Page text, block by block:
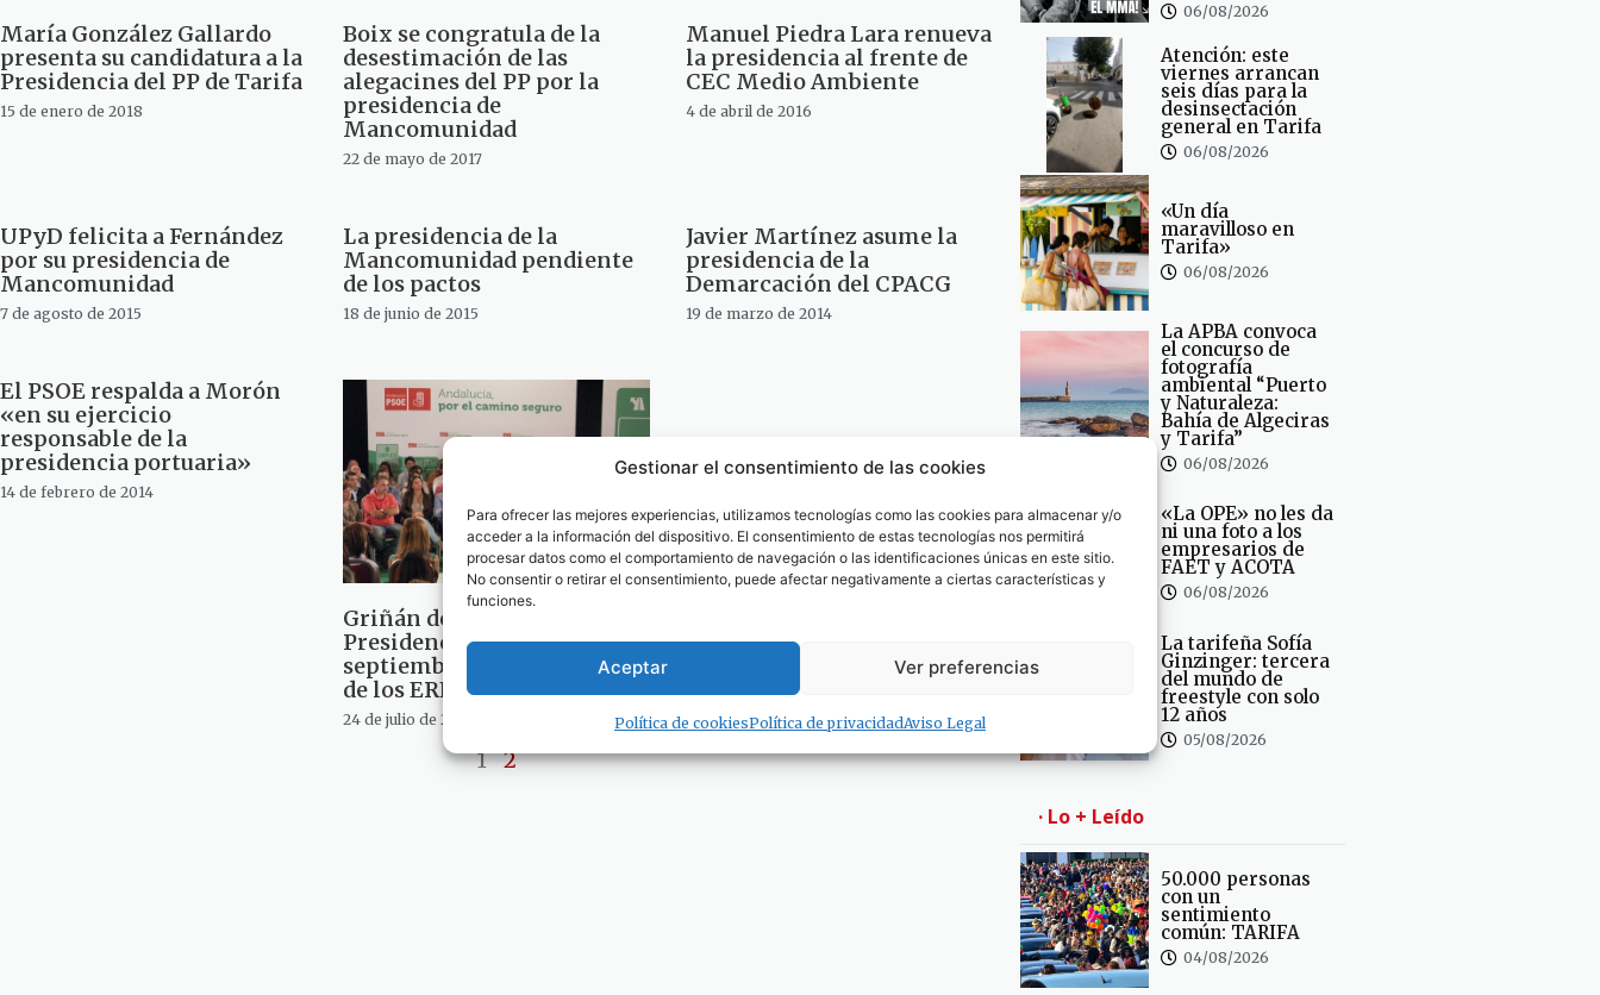
Gestionar el consentimiento de las cookies
Para ofrecer las mejores experiencias, utilizamos tecnologías como las cookies para almacenar y/o
acceder a la información del dispositivo. El consentimiento de estas tecnologías nos permitirá
procesar datos como el comportamiento de navegación o las identificaciones únicas en este sitio.
No consentir o retirar el consentimiento, puede afectar negativamente a ciertas características y
funciones.
Aceptar Ver preferencias
Política de cookiesPolítica de privacidadAviso Legal
María González Gallardo
presenta su candidatura a la
Presidencia del PP de Tarifa
15 de enero de 2018
Boix se congratula de la
desestimación de las
alegacines del PP por la
presidencia de
Mancomunidad
22 de mayo de 2017
Manuel Piedra Lara renueva
la presidencia al frente de
CEC Medio Ambiente
4 de abril de 2016
UPyD felicita a Fernández
por su presidencia de
Mancomunidad
7 de agosto de 2015
La presidencia de la
Mancomunidad pendiente
de los pactos
18 de junio de 2015
Javier Martínez asume la
presidencia de la
Demarcación del CPACG
19 de marzo de 2014
El PSOE respalda a Morón
«en su ejercicio
responsable de la
presidencia portuaria»
14 de febrero de 2014
Griñán dejará la
Presidencia de la Junta en
septiembre con la sombra
de los ERES en ciernes
24 de julio de 2013
1 2
06/08/2026
Atención: este
viernes arrancan
seis días para la
desinsectación
general en Tarifa
06/08/2026
«Un día
maravilloso en
Tarifa»
06/08/2026
La APBA convoca
el concurso de
fotografía
ambiental “Puerto
y Naturaleza:
Bahía de Algeciras
y Tarifa”
06/08/2026
«La OPE» no les da
ni una foto a los
empresarios de
FAET y ACOTA
06/08/2026
La tarifeña Sofía
Ginzinger: tercera
del mundo de
freestyle con solo
12 años
05/08/2026
· Lo + Leído
50.000 personas
con un
sentimiento
común: TARIFA
04/08/2026